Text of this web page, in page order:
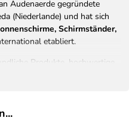
Audenaerde gegründete
(Niederlande) und hat sich
Schirmständer,
etabliert.
Produkte, hochwertige
auf Langlebigkeit,
sicher und stilvoll zu